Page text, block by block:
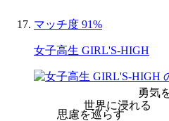
マッチ度 91%
女子高生 GIRL'S-HIGH
勇気
思慮を巡らす
世界に浸れる